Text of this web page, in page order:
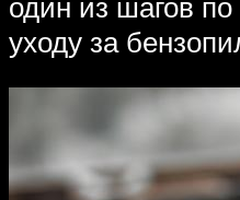
уходу за